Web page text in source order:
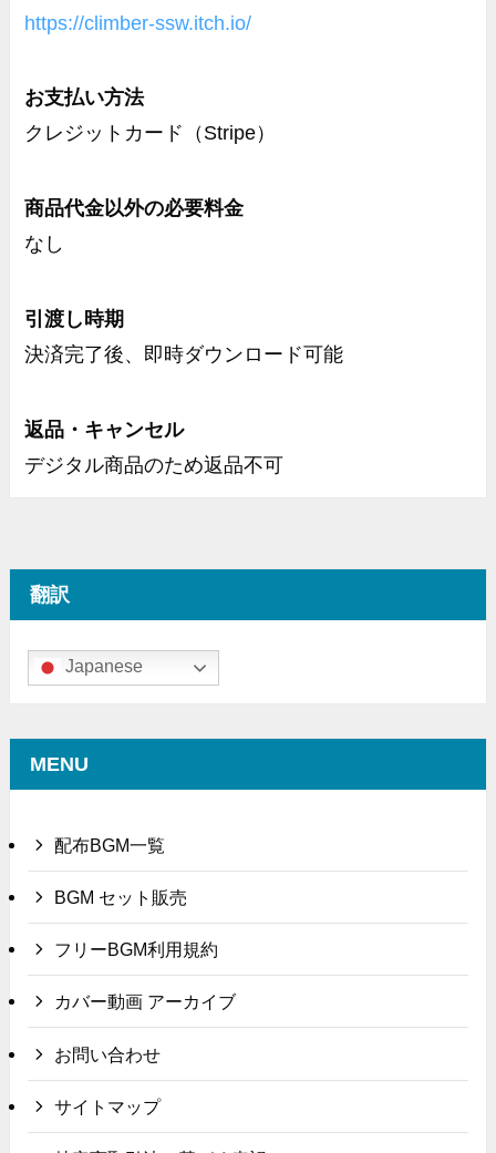
https://climber-ssw.itch.io/
お支払い方法
クレジットカード（Stripe）
商品代金以外の必要料金
なし
引渡し時期
決済完了後、即時ダウンロード可能
返品・キャンセル
デジタル商品のため返品不可
翻訳
Japanese
MENU
配布BGM一覧
BGM セット販売
フリーBGM利用規約
カバー動画 アーカイブ
お問い合わせ
サイトマップ